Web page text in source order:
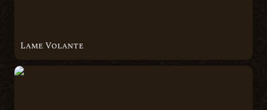
Lame Volante
Magie